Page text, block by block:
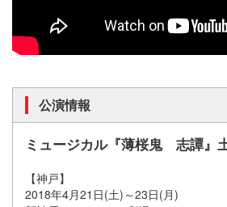
公演情報
ミュージカル『薄桜鬼 志譚』
【神戸】
2018年4月21日(土)～23日(月)